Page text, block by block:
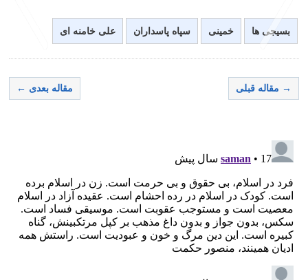
بسیجی ها خمینی سپاه پاسداران علی خامنه ای
→ مقاله قبلی مقاله بعدی ←
<
>